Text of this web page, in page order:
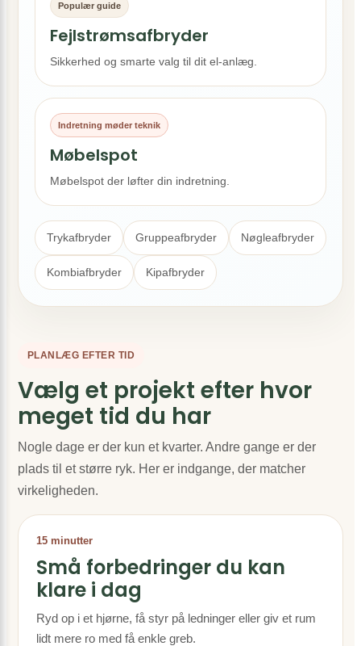
Populær guide
Fejlstrømsafbryder
Sikkerhed og smarte valg til dit el-anlæg.
Indretning møder teknik
Møbelspot
Møbelspot der løfter din indretning.
Trykafbryder Gruppeafbryder Nøgleafbryder
Kombiafbryder Kipafbryder
PLANLÆG EFTER TID
Vælg et projekt efter hvor
meget tid du har
Nogle dage er der kun et kvarter. Andre gange er der
plads til et større ryk. Her er indgange, der matcher
virkeligheden.
15 minutter
Små forbedringer du kan
klare i dag
Ryd op i et hjørne, få styr på ledninger eller giv et rum
lidt mere ro med få enkle greb.